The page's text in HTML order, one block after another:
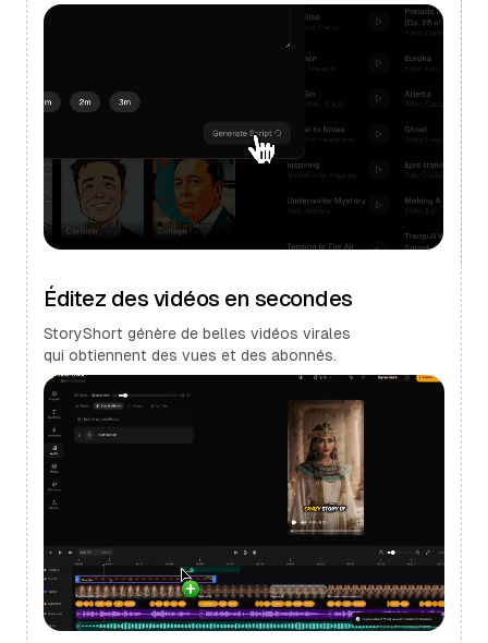
Éditez des vidéos en secondes
StoryShort génère de belles vidéos virales
qui obtiennent des vues et des abonnés.